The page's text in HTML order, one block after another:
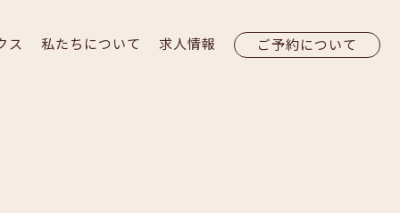
ス 私たちについて 求人情報 ご予約について